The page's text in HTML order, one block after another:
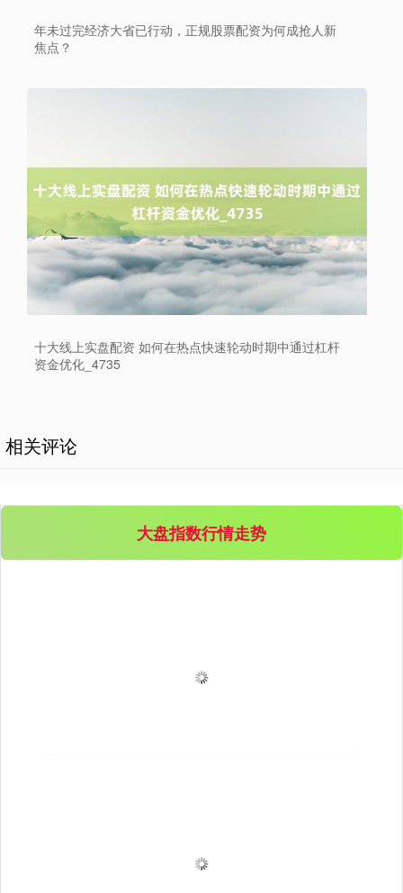
年未过完经济大省已行动，正规股票配资为何成抢人新
焦点？
十大线上实盘配资 如何在热点快速轮动时期中通过杠杆
资金优化_4735
相关评论
大盘指数行情走势